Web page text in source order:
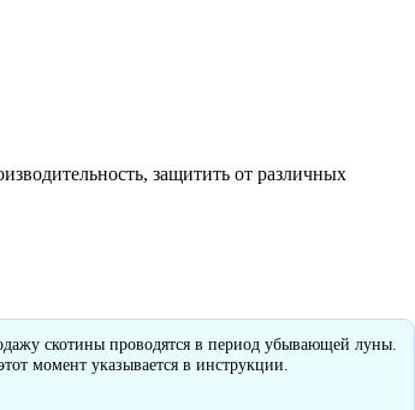
защитить от различных
скотины проводятся в период убывающей луны.
момент указывается в инструкции.